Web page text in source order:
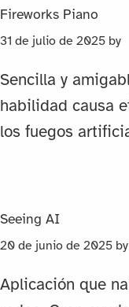
Fireworks Piano
31 de julio de 2025 by
Sencilla y
habilidad causa
los fuegos
Seeing AI
20 de junio de 2025 by
Aplicación que